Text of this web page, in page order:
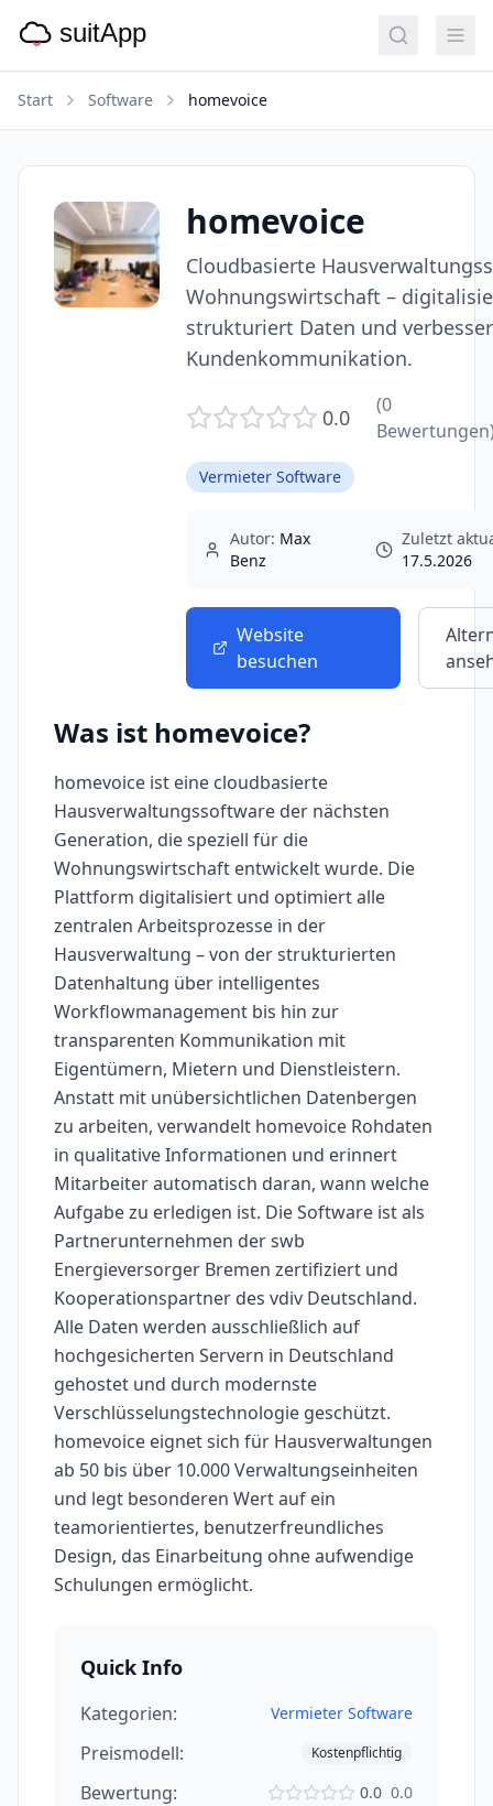
Start Software homevoice
homevoice
Cloudbasierte
Wohnungswirtschaft –
strukturiert Daten und
Kundenkommunikation.
0.0 (0
Vermieter Software
Autor: Max
Benz
Zuletzt
17.5.2026
Website
besuchen
Was ist homevoice?
homevoice ist eine cloudbasierte
Hausverwaltungssoftware der nächsten
Generation, die speziell für die
Wohnungswirtschaft entwickelt wurde. Die
Plattform digitalisiert und optimiert alle
zentralen Arbeitsprozesse in der
Hausverwaltung – von der strukturierten
Datenhaltung über intelligentes
Workflowmanagement bis hin zur
transparenten Kommunikation mit
Eigentümern, Mietern und Dienstleistern.
Anstatt mit unübersichtlichen Datenbergen
zu arbeiten, verwandelt homevoice Rohdaten
in qualitative Informationen und erinnert
Mitarbeiter automatisch daran, wann welche
Aufgabe zu erledigen ist. Die Software ist als
Partnerunternehmen der swb
Energieversorger Bremen zertifiziert und
Kooperationspartner des vdiv Deutschland.
Alle Daten werden ausschließlich auf
hochgesicherten Servern in Deutschland
gehostet und durch modernste
Verschlüsselungstechnologie geschützt.
homevoice eignet sich für Hausverwaltungen
ab 50 bis über 10.000 Verwaltungseinheiten
und legt besonderen Wert auf ein
teamorientiertes, benutzerfreundliches
Design, das Einarbeitung ohne aufwendige
Schulungen ermöglicht.
Quick Info
Kategorien: Vermieter Software
Preismodell: Kostenpflichtig
Bewertung: 0.0 0.0